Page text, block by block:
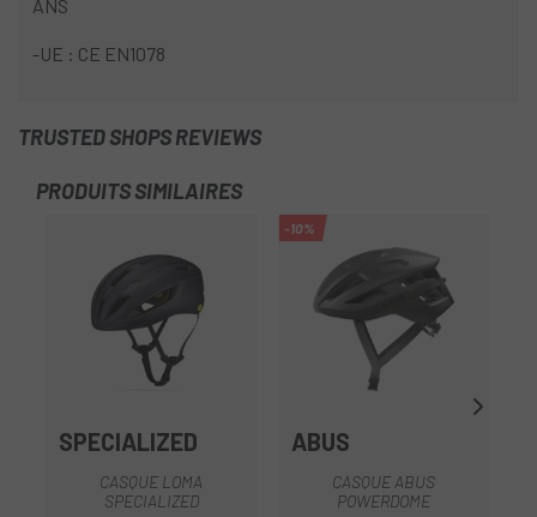
ANS
-UE : CE EN1078
TRUSTED SHOPS REVIEWS
PRODUITS SIMILAIRES
SPECIALIZED
CASQUE LOMA
SPECIALIZED
-10%
ABUS
CASQUE ABUS
POWERDOME